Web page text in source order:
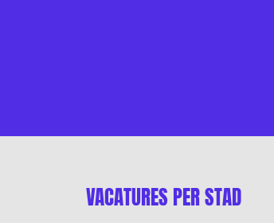
VACATURES PER STAD